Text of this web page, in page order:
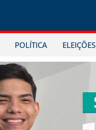
POLÍTICA ELEIÇÕES